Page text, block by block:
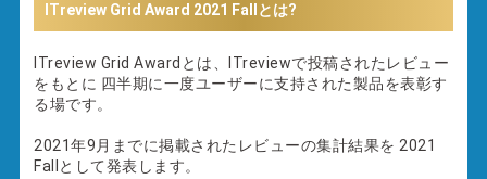
ITreview Grid Award 2021 Fall とは?
ITreview Grid Awardとは、ITreviewで投稿されたレビュー
をもとに 四半期に一度ユーザーに支持された製品を表彰す
る場です。
2021年9月 までに掲載されたレビューの集計結果を 2021
Fall として発表します。